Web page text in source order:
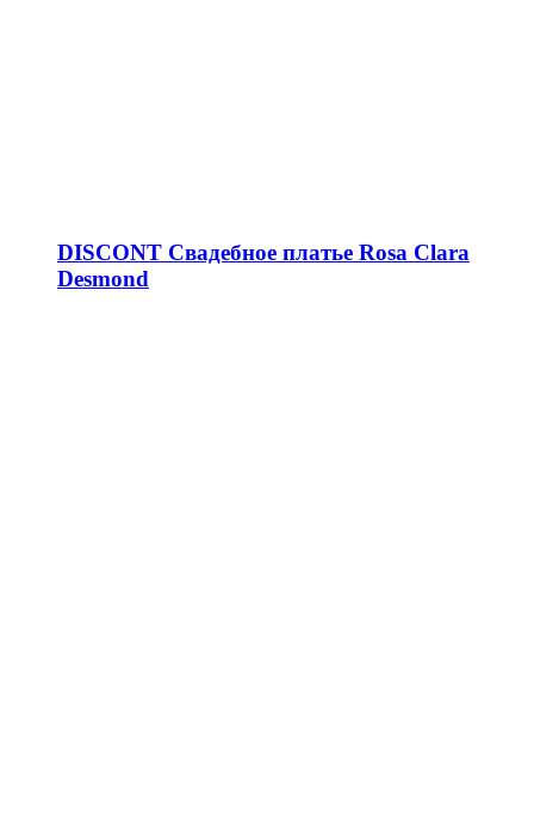
DISCONT Свадебное платье Rosa Clara
Desmond